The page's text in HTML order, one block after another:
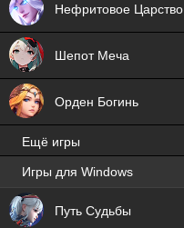
Нефритовое Царство
Шепот Меча
Орден Богинь
Ещё игры
Игры для Windows
Путь Судьбы